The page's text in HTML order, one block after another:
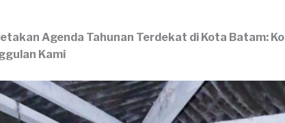
Agenda Tahunan Terdekat di Kota Batam:
Kami